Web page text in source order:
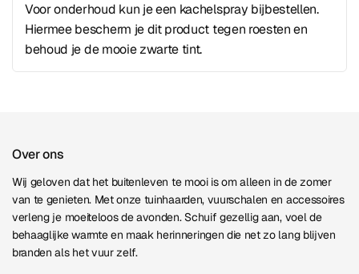
Voor onderhoud kun je een kachelspray bijbestellen.
Hiermee bescherm je dit product tegen roesten en
behoud je de mooie zwarte tint.
Over ons
Wij geloven dat het buitenleven te mooi is om alleen in de zomer
van te genieten. Met onze tuinhaarden, vuurschalen en accessoires
verleng je moeiteloos de avonden. Schuif gezellig aan, voel de
behaaglijke warmte en maak herinneringen die net zo lang blijven
branden als het vuur zelf.